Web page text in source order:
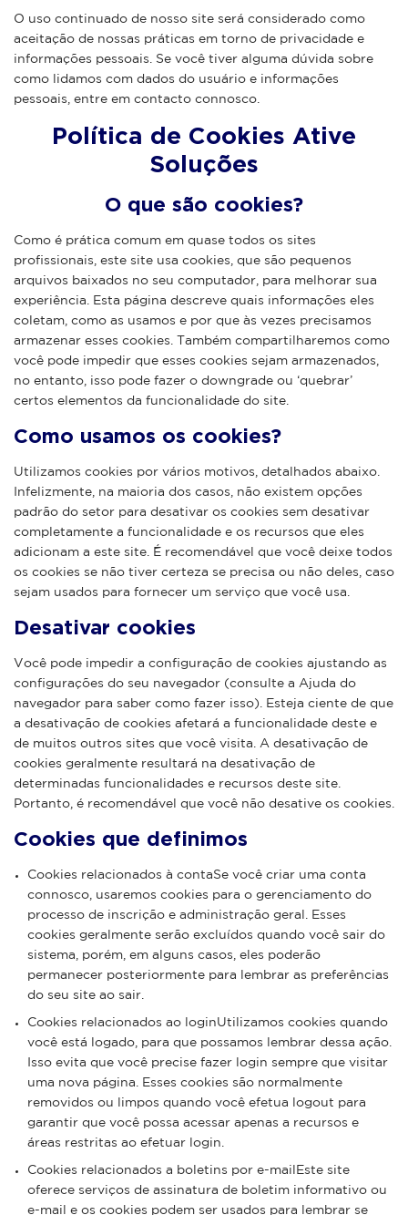
O uso continuado de nosso site será considerado como
aceitação de nossas práticas em torno de privacidade e
informações pessoais. Se você tiver alguma dúvida sobre
como lidamos com dados do usuário e informações
pessoais, entre em contacto connosco.
Política de Cookies Ative
Soluções
O que são cookies?
Como é prática comum em quase todos os sites
profissionais, este site usa cookies, que são pequenos
arquivos baixados no seu computador, para melhorar sua
experiência. Esta página descreve quais informações eles
coletam, como as usamos e por que às vezes precisamos
armazenar esses cookies. Também compartilharemos como
você pode impedir que esses cookies sejam armazenados,
no entanto, isso pode fazer o downgrade ou ‘quebrar’
certos elementos da funcionalidade do site.
Como usamos os cookies?
Utilizamos cookies por vários motivos, detalhados abaixo.
Infelizmente, na maioria dos casos, não existem opções
padrão do setor para desativar os cookies sem desativar
completamente a funcionalidade e os recursos que eles
adicionam a este site. É recomendável que você deixe todos
os cookies se não tiver certeza se precisa ou não deles, caso
sejam usados ​​para fornecer um serviço que você usa.
Desativar cookies
Você pode impedir a configuração de cookies ajustando as
configurações do seu navegador (consulte a Ajuda do
navegador para saber como fazer isso). Esteja ciente de que
a desativação de cookies afetará a funcionalidade deste e
de muitos outros sites que você visita. A desativação de
cookies geralmente resultará na desativação de
determinadas funcionalidades e recursos deste site.
Portanto, é recomendável que você não desative os cookies.
Cookies que definimos
Cookies relacionados à contaSe você criar uma conta
connosco, usaremos cookies para o gerenciamento do
processo de inscrição e administração geral. Esses
cookies geralmente serão excluídos quando você sair do
sistema, porém, em alguns casos, eles poderão
permanecer posteriormente para lembrar as preferências
do seu site ao sair.
Cookies relacionados ao loginUtilizamos cookies quando
você está logado, para que possamos lembrar dessa ação.
Isso evita que você precise fazer login sempre que visitar
uma nova página. Esses cookies são normalmente
removidos ou limpos quando você efetua logout para
garantir que você possa acessar apenas a recursos e
áreas restritas ao efetuar login.
Cookies relacionados a boletins por e-mailEste site
oferece serviços de assinatura de boletim informativo ou
e-mail e os cookies podem ser usados ​​para lembrar se